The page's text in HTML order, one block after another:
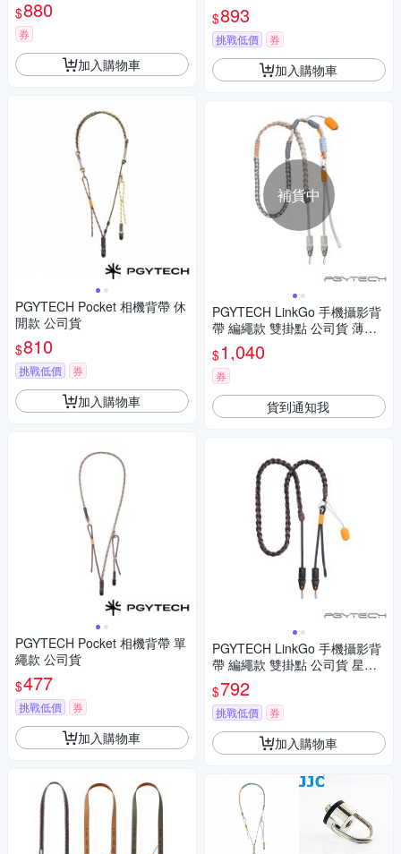
$880
券
加入購物車
PGYTECH Pocket 相機背帶 休
閒款 公司貨
$810
挑戰低價 券
加入購物車
PGYTECH Pocket 相機背帶 單
繩款 公司貨
$477
挑戰低價 券
加入購物車
$893
挑戰低價 券
加入購物車
補貨中
PGYTECH LinkGo 手機攝影背
帶 編繩款 雙掛點 公司貨 薄荷
綠 P-PG-093
$1,040
券
貨到通知我
PGYTECH LinkGo 手機攝影背
帶 編繩款 雙掛點 公司貨 星焰
黑 P-PG-095
$792
挑戰低價 券
加入購物車